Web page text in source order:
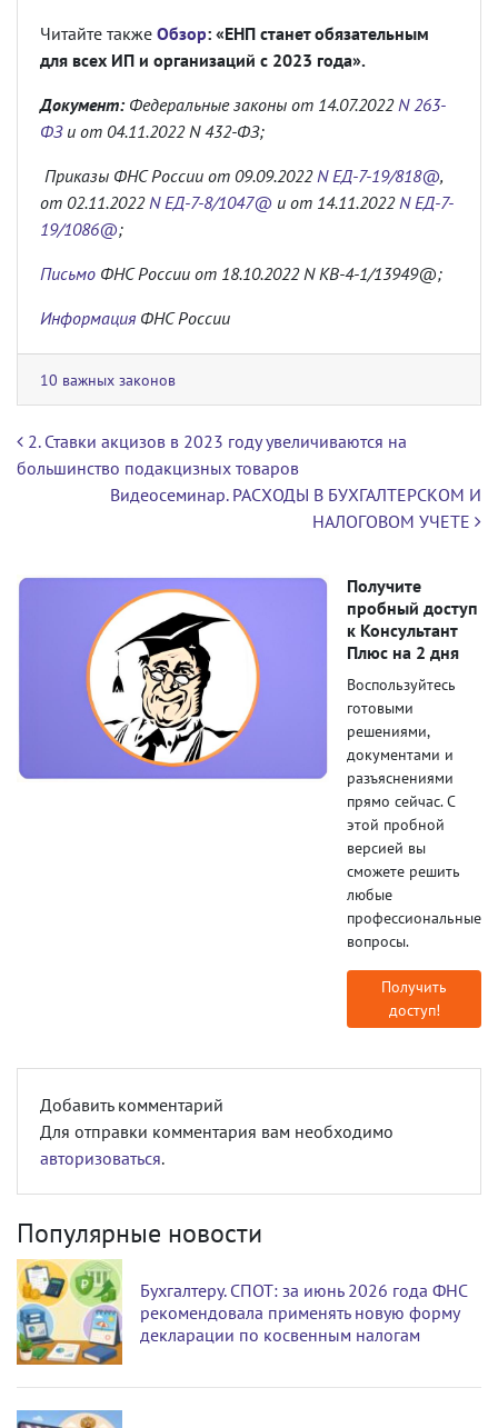
Читайте также Обзор: «ЕНП станет обязательным
для всех ИП и организаций с 2023 года».
Документ: Федеральные законы от 14.07.2022N 263-
ФЗи от 04.11.2022 N 432-ФЗ;
Приказы ФНС России от 09.09.2022N ЕД-7-19/818@,
от 02.11.2022N ЕД-7-8/1047@ и от 14.11.2022N ЕД-7-
19/1086@;
Письмо ФНС России от 18.10.2022 N КВ-4-1/13949@;
Информация ФНС России
10 важных законов
Навигация по записям
2. Ставки акцизов в 2023 году увеличиваются на
большинство подакцизных товаров
Видеосеминар. РАСХОДЫ В БУХГАЛТЕРСКОМ И
НАЛОГОВОМ УЧЕТЕ
Получите
пробный доступ
к Консультант
Плюс на 2 дня
Воспользуйтесь
готовыми
решениями,
документами и
разъяснениями
прямо сейчас. С
этой пробной
версией вы
сможете решить
любые
профессиональные
вопросы.
Получить
доступ!
Добавить комментарий
Для отправки комментария вам необходимо
авторизоваться.
Популярные новости
Бухгалтеру. СПОТ: за июнь 2026 года ФНС
рекомендовала применять новую форму
декларации по косвенным налогам